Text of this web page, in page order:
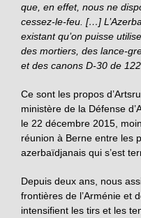
que, en effet, nous ne
cessez-le-feu. […]
existant qu’on puisse
des mortiers, des lance-
et des canons D-30 de
Ce sont les propos
ministère de la Défense
le 22 décembre 2015,
réunion à Berne entre les
azerbaïdjanais qui s’est
Depuis deux ans, nous
frontières de l’Arménie et
intensifient les tirs et les